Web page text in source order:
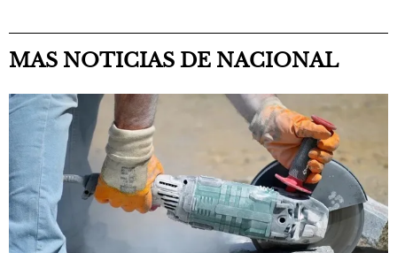
MAS NOTICIAS DE NACIONAL